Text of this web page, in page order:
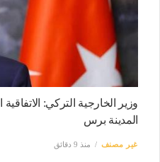
وزير الخارجية التركي:
المدينة برس
غير مصنف منذ 9 دقائق